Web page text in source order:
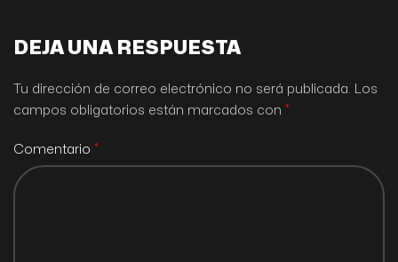
DEJA UNA RESPUESTA
Tu dirección de correo electrónico no será publicada.
Los
campos obligatorios están marcados con *
Comentario *